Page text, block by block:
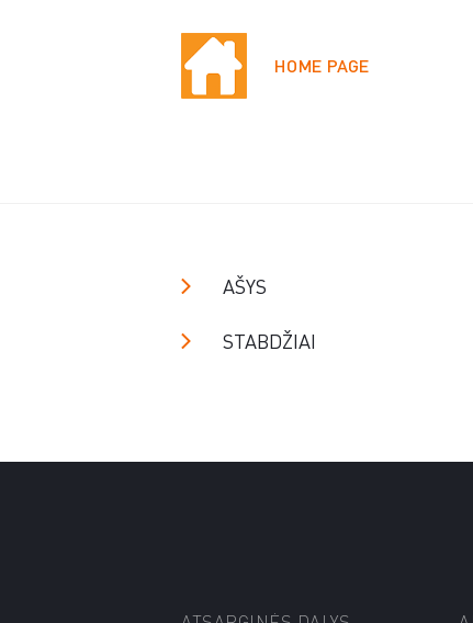
HOME PAGE
AŠYS
STABDŽIAI